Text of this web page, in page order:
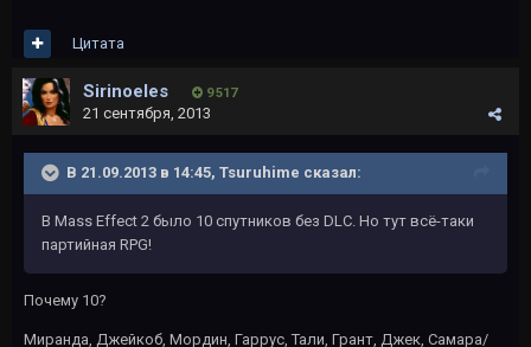
Цитата
Sirinoeles 9 517
21 сентября, 2013
В 21.09.2013 в 14:45, Tsuruhime сказал:
В Mass Effect 2 было 10 спутников без DLC. Но тут всё-таки
партийная RPG!
Почему 10?
Миранда, Джейкоб, Мордин, Гаррус, Тали, Грант, Джек, Самара/